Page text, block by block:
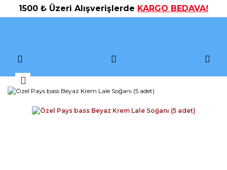
1500 ₺ Üzeri Alışverişlerde KARGO BEDAVA!